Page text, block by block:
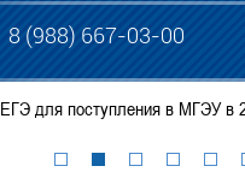
8 (988) 667-03-00
ЕГЭ для поступления в МГЭУ в